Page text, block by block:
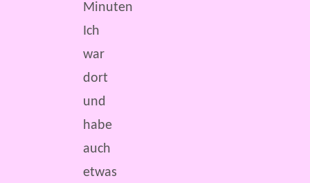
Minuten
Ich
war
dort
und
habe
auch
etwas